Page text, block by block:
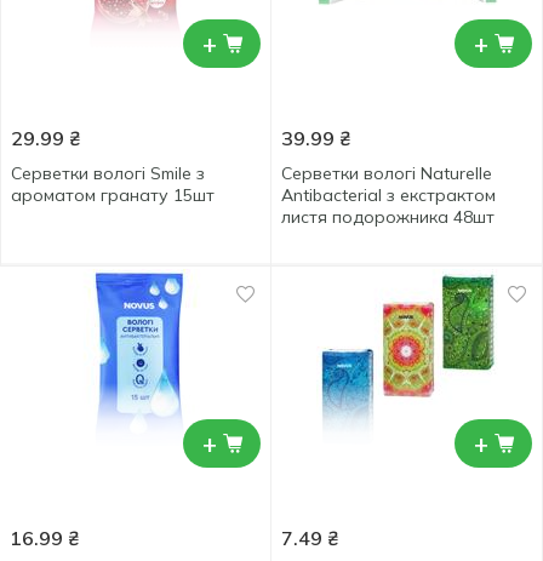
+
29.99 ₴
Серветки вологі Smile з
ароматом гранату 15шт
+
39.99 ₴
Серветки вологі Naturelle
Antibacterial з екстрактом
листя подорожника 48шт
+
16.99 ₴
+
7.49 ₴